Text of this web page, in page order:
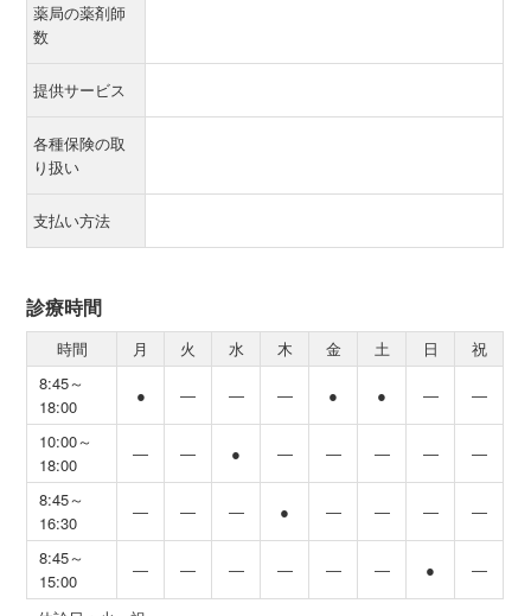
薬局の薬剤師
数
提供サービス
各種保険の取
り扱い
支払い方法
診療時間
時間 月 火 水 木 金 土 日
祝
8:45～
18:00
● ― ― ― ● ● ― ―
10:00～
18:00
― ― ● ― ― ― ― ―
8:45～
16:30
― ― ― ● ― ― ― ―
8:45～
15:00
― ― ― ― ― ― ● ―